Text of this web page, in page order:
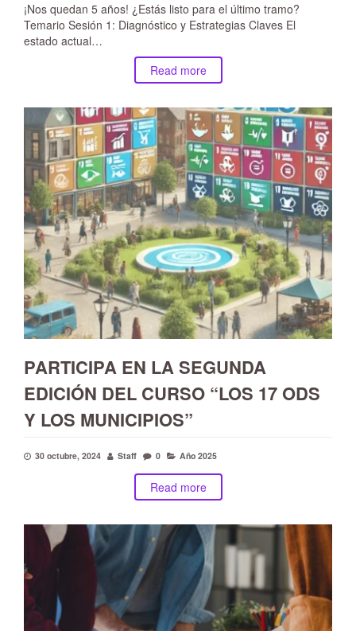
¡Nos quedan 5 años! ¿Estás listo para el último tramo?
Temario Sesión 1: Diagnóstico y Estrategias Claves El
estado actual…
Read more
PARTICIPA EN LA SEGUNDA
EDICIÓN DEL CURSO “LOS 17 ODS
Y LOS MUNICIPIOS”
30 octubre, 2024 Staff 0 Año 2025
Read more